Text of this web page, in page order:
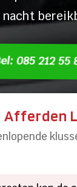
nacht
085 212 55
Afferden